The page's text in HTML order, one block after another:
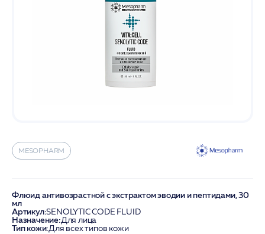
MESOPHARM
Флюид антивозрастной с экстрактом эводии и пептидами, 30
мл
Артикул:SENOLYTIC CODE FLUID
Назначение:Для лица
Тип кожи:Для всех типов кожи